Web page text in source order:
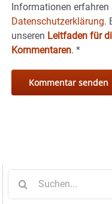
Informationen erfahren
Datenschutzerklärung.
unseren Leitfaden für
Kommentaren. *
nach: